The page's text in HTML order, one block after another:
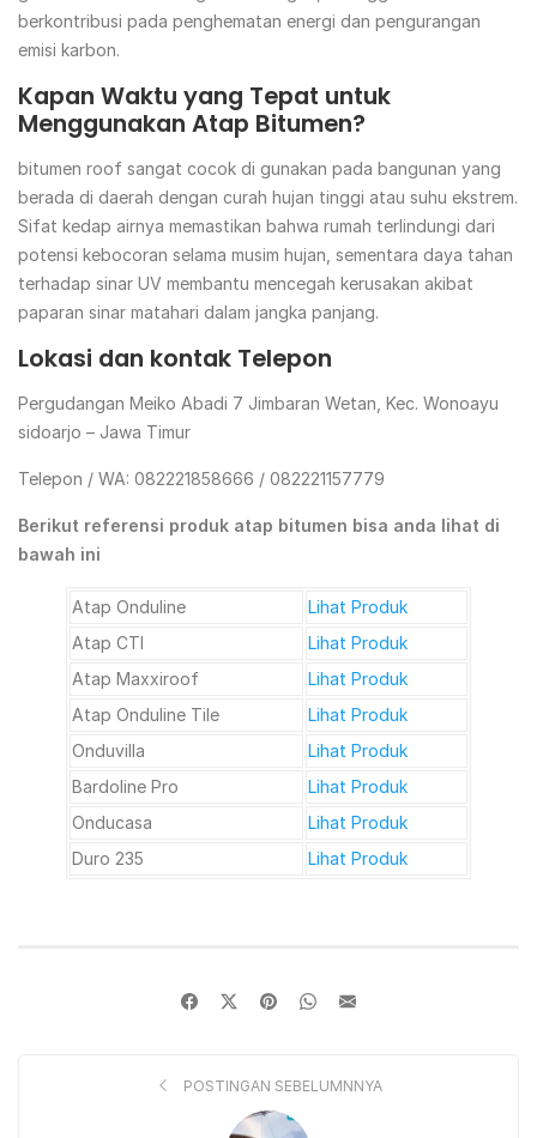
berkontribusi pada penghematan energi dan pengurangan
emisi karbon.
Kapan Waktu yang Tepat untuk
Menggunakan Atap Bitumen?
bitumen roof sangat cocok di gunakan pada bangunan yang
berada di daerah dengan curah hujan tinggi atau suhu ekstrem.
Sifat kedap airnya memastikan bahwa rumah terlindungi dari
potensi kebocoran selama musim hujan, sementara daya tahan
terhadap sinar UV membantu mencegah kerusakan akibat
paparan sinar matahari dalam jangka panjang.
Lokasi dan kontak Telepon
Pergudangan Meiko Abadi 7 Jimbaran Wetan, Kec. Wonoayu
sidoarjo – Jawa Timur
Telepon / WA: 082221858666 / 082221157779
Berikut referensi produk atap bitumen bisa anda lihat di
bawah ini
Atap Onduline
Lihat Produk
Atap CTI
Lihat Produk
Atap Maxxiroof
Lihat Produk
Atap Onduline Tile
Lihat Produk
Onduvilla
Lihat Produk
Bardoline Pro
Lihat Produk
Onducasa
Lihat Produk
Duro 235
Lihat Produk
POSTINGAN SEBELUMNNYA